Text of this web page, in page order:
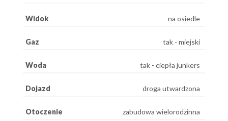
Widok na osiedle
Gaz tak - miejski
Woda tak - ciepła junkers
Dojazd droga utwardzona
Otoczenie zabudowa wielorodzinna